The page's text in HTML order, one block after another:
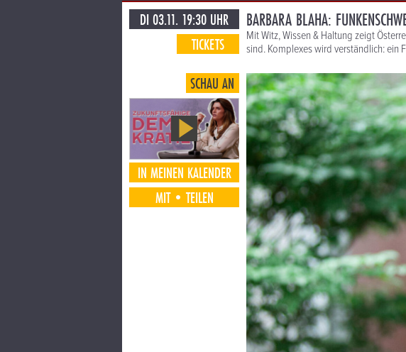
DI 03.11. 19:30 UHR
TICKETS
BARBARA BLAHA:
Mit Witz, Wissen & Haltung zeigt
sind. Komplexes wird verständlich: ein
SCHAU AN
IN MEINEN KALENDER
MIT•TEILEN